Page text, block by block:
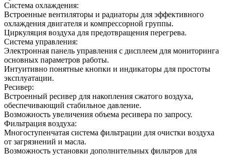
Система охлаждения:
Встроенные вентиляторы и радиаторы для эффективного
охлаждения двигателя и компрессорной группы.
Циркуляция воздуха для предотвращения перегрева.
Система управления:
Электронная панель управления с дисплеем для мониторинга
основных параметров работы.
Интуитивно понятные кнопки и индикаторы для простоты
эксплуатации.
Ресивер:
Встроенный ресивер для накопления сжатого воздуха,
обеспечивающий стабильное давление.
Возможность увеличения объема ресивера по запросу.
Фильтрация воздуха:
Многоступенчатая система фильтрации для очистки воздуха
от загрязнений и масла.
Возможность установки дополнительных фильтров для